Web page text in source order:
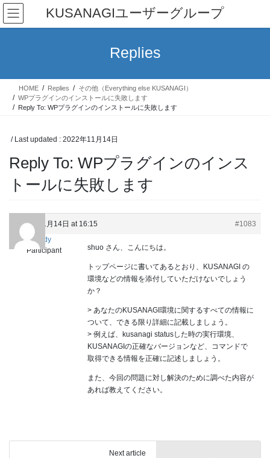
Skip
the
Skip
the
KUSANAGIユーザーグループ
Replies
HOME Replies
その他（Everything else KUSANAGI）
WPプラグインのインストールに失敗します
Reply To: WPプラグインのインストールに失敗します
/ Last updated : 2022年11月14日
Reply To: WPプラグインのインス
トールに失敗します
2022年11月14日 at 16:15
#1083
cloudy
Participant
shuo さん、こんにちは。
トップページに書いてあるとおり、KUSANAGI の
環境などの情報を添付していただけないでしょう
か？
> あなたのKUSANAGI環境に関するすべての情報に
ついて、できる限り詳細に記載しましょう。
> 例えば、kusanagi statusした時の実行環境、
KUSANAGIの正確なバージョンなど、コマンドで
取得できる情報を正確に記述しましょう。
また、今回の問題に対し解決のために調べた内容が
あれば教えてください。
Next article